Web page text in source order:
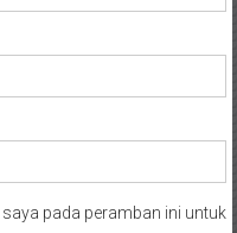
pada peramban ini untuk